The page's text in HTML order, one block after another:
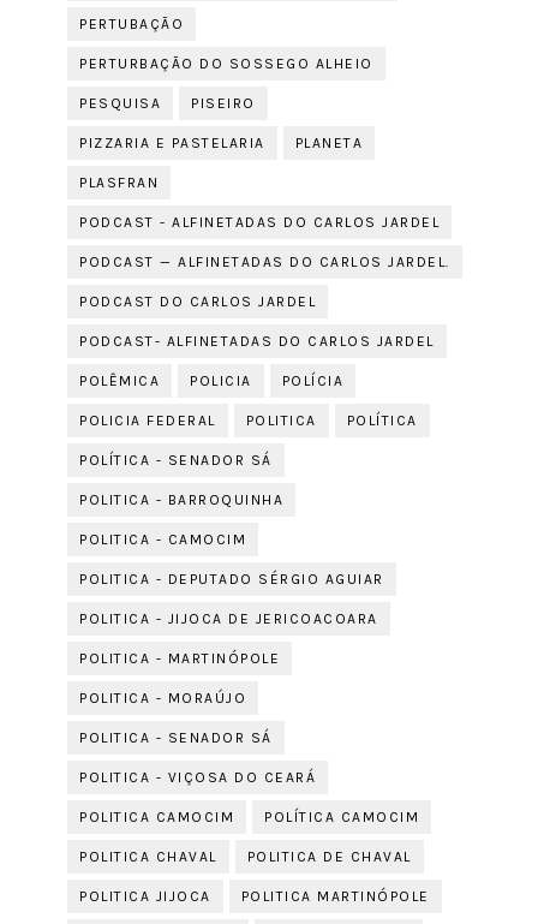
PERTUBAÇÃO
PERTURBAÇÃO DO SOSSEGO ALHEIO
PESQUISA PISEIRO
PIZZARIA E PASTELARIA PLANETA
PLASFRAN
PODCAST - ALFINETADAS DO CARLOS JARDEL
PODCAST — ALFINETADAS DO CARLOS JARDEL.
PODCAST DO CARLOS JARDEL
PODCAST- ALFINETADAS DO CARLOS JARDEL
POLÊMICA POLICIA POLÍCIA
POLICIA FEDERAL POLITICA POLÍTICA
POLÍTICA - SENADOR SÁ
POLITICA - BARROQUINHA
POLITICA - CAMOCIM
POLITICA - DEPUTADO SÉRGIO AGUIAR
POLITICA - JIJOCA DE JERICOACOARA
POLITICA - MARTINÓPOLE
POLITICA - MORAÚJO
POLITICA - SENADOR SÁ
POLITICA - VIÇOSA DO CEARÁ
POLITICA CAMOCIM POLÍTICA CAMOCIM
POLITICA CHAVAL POLITICA DE CHAVAL
POLITICA JIJOCA POLITICA MARTINÓPOLE